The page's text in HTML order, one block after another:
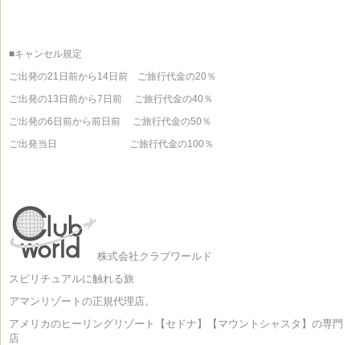
■キャンセル規定
ご出発の21日前から14日前 ご旅行代金の20％
ご出発の13日前から7日前 ご旅行代金の40％
ご出発の6日前から前日前 ご旅行代金の50％
ご出発当日 ご旅行代金の100％
株式会社クラブワールド
スピリチュアルに触れる旅
アマンリゾートの正規代理店。
アメリカのヒーリングリゾート【セドナ】【マウントシャスタ】の専門
店